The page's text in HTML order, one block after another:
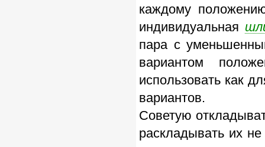
каждому
индивидуальная
пара с
вариантом
использовать как
вариантов.
Советую
раскладывать их